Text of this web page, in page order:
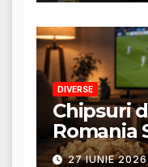
DIVERSE
Chipsuri
Romania
Magazin
27 IUNIE